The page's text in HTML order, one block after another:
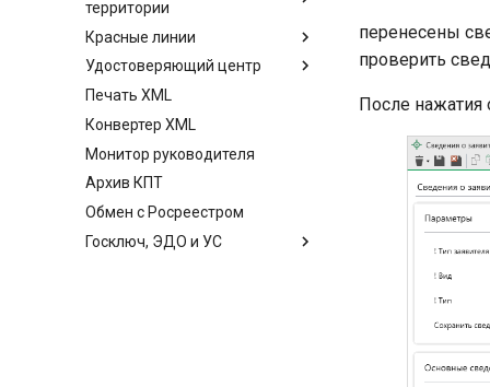
территории
Красные линии
Удостоверяющий центр
Печать XML
Конвертер XML
Монитор руководителя
Архив КПТ
Обмен с Росреестром
Госключ, ЭДО и УС
перенесены
проверить
После нажатия